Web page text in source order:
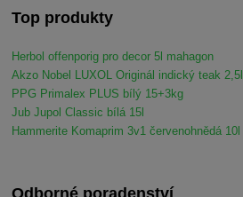
Top produkty
Herbol offenporig pro decor 5l mahagon
Akzo Nobel LUXOL Originál indický teak 2,5l
PPG Primalex PLUS bílý 15+3kg
Jub Jupol Classic bílá 15l
Hammerite Komaprim 3v1 červenohnědá 10l
Odborné poradenství